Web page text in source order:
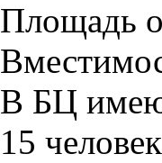
Площадь
В БЦ
15